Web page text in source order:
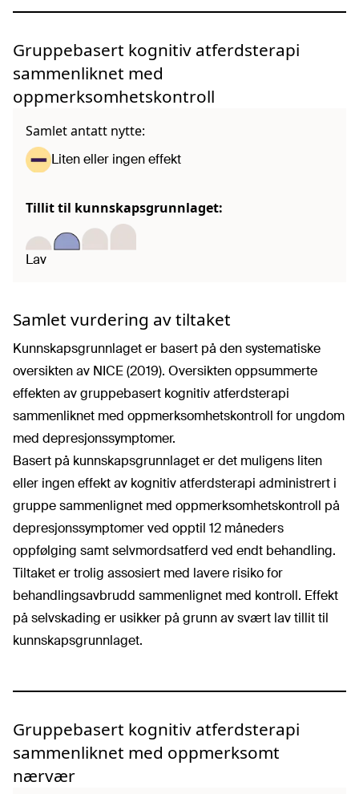
Gruppebasert kognitiv atferdsterapi
sammenliknet med
oppmerksomhetskontroll
Samlet antatt nytte:
Liten eller ingen effekt
Tillit til kunnskapsgrunnlaget:
Lav
Samlet vurdering av tiltaket
Kunnskapsgrunnlaget er basert på den systematiske
oversikten av NICE (2019). Oversikten oppsummerte
effekten av gruppebasert kognitiv atferdsterapi
sammenliknet med oppmerksomhetskontroll for ungdom
med depresjonssymptomer.
Basert på kunnskapsgrunnlaget er det muligens liten
eller ingen effekt av kognitiv atferdsterapi administrert i
gruppe sammenlignet med oppmerksomhetskontroll på
depresjonssymptomer ved opptil 12 måneders
oppfølging samt selvmordsatferd ved endt behandling.
Tiltaket er trolig assosiert med lavere risiko for
behandlingsavbrudd sammenlignet med kontroll. Effekt
på selvskading er usikker på grunn av svært lav tillit til
kunnskapsgrunnlaget.
Gruppebasert kognitiv atferdsterapi
sammenliknet med oppmerksomt
nærvær